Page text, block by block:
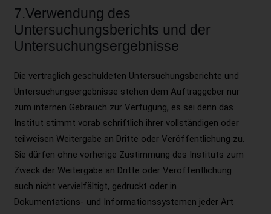
7.Verwendung des
Untersuchungsberichts und der
Untersuchungsergebnisse
Die vertraglich geschuldeten Untersuchungsberichte und
Untersuchungsergebnisse stehen dem Auftraggeber nur
zum internen Gebrauch zur Verfügung, es sei denn das
Institut stimmt vorab schriftlich ihrer vollständigen oder
teilweisen Weitergabe an Dritte oder Veröffentlichung zu.
Sie dürfen ohne vorherige Zustimmung des Instituts zum
Zweck der Weitergabe an Dritte oder Veröffentlichung
auch nicht vervielfältigt, gedruckt oder in
Dokumentations- und Informationssystemen jeder Art